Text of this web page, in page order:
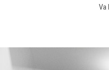
Va